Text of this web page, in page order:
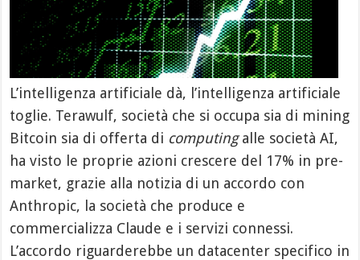
L’intelligenza artificiale dà, l’intelligenza artificiale
toglie. Terawulf, società che si occupa sia di mining
Bitcoin sia di offerta di computingalle società AI,
ha visto le proprie azioni crescere del 17% in pre-
market, grazie alla notizia di un accordo con
Anthropic, la società che produce e
commercializza Claude e i servizi connessi.
L’accordo riguarderebbe un datacenter specifico in